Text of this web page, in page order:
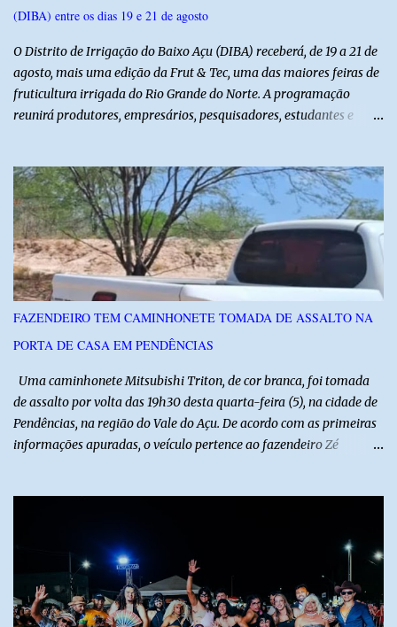
(DIBA) entre os dias 19 e 21 de agosto
O Distrito de Irrigação do Baixo Açu (DIBA) receberá, de 19 a 21 de
agosto, mais uma edição da Frut & Tec, uma das maiores feiras de
fruticultura irrigada do Rio Grande do Norte. A programação
reunirá produtores, empresários, pesquisadores, estudantes e
instituições e tecnologias voltadas ao setor. Além das atividades
técnicas, a feira contará com programação cultural. No dia 20 de
agosto, o público poderá prestigiar o show de humor com Mução,
seguido de apresentação musical de Vê Barreto. A Frut & Tec
reforça a importância do Distrito de Irrigação do Baixo Açu como
referência na fruticultura irrigada, promovendo conhecimento,
inovação e oportunidades para o desenvolvimento do agronegócio
potiguar. @associacaodiba
FAZENDEIRO TEM CAMINHONETE TOMADA DE ASSALTO NA
PORTA DE CASA EM PENDÊNCIAS
Uma caminhonete Mitsubishi Triton, de cor branca, foi tomada
de assalto por volta das 19h30 desta quarta-feira (5), na cidade de
Pendências, na região do Vale do Açu. De acordo com as primeiras
informações apuradas, o veículo pertence ao fazendeiro Zé
testemunhas, os suspeitos utilizavam roupas semelhantes a
uniformes de empresa, o que pode ter ajudado a não despertar
suspeitas antes da abordagem. Após a ação criminosa, a dupla
fugiu levando a caminhonete em direção ainda desconhecida. A